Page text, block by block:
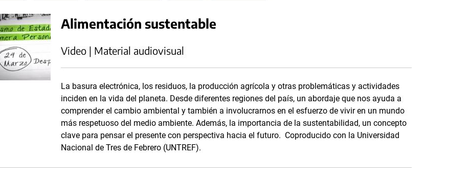
Alimentación sustentable
Video | Material audiovisual
La basura electrónica, los residuos, la producción agrícola y otras problemáticas y actividades
inciden en la vida del planeta. Desde diferentes regiones del país, un abordaje que nos ayuda a
comprender el cambio ambiental y también a involucrarnos en el esfuerzo de vivir en un mundo
más respetuoso del medio ambiente. Además, la importancia de la sustentabilidad, un concepto
clave para pensar el presente con perspectiva hacia el futuro. Coproducido con la Universidad
Nacional de Tres de Febrero (UNTREF).